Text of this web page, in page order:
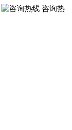
咨询热